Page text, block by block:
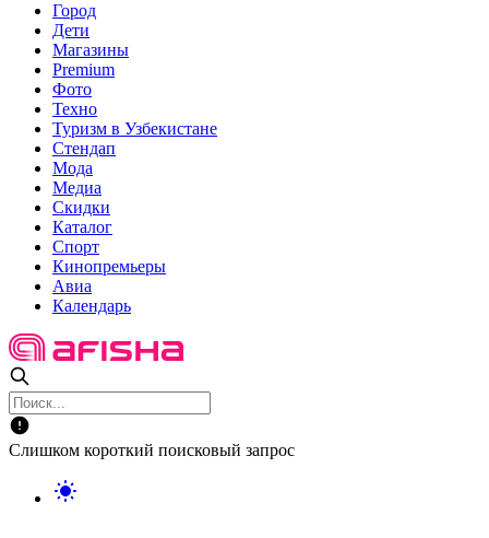
Город
Дети
Магазины
Premium
Фото
Техно
Туризм в Узбекистане
Стендап
Мода
Медиа
Скидки
Каталог
Спорт
Кинопремьеры
Авиа
Календарь
Слишком короткий поисковый запрос